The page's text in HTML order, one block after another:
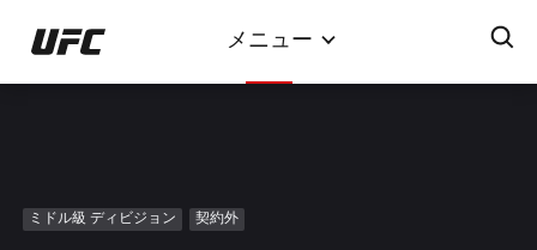
イ
ン
ン
ツ
メニュー
ミドル級 ディビジョン 契約外